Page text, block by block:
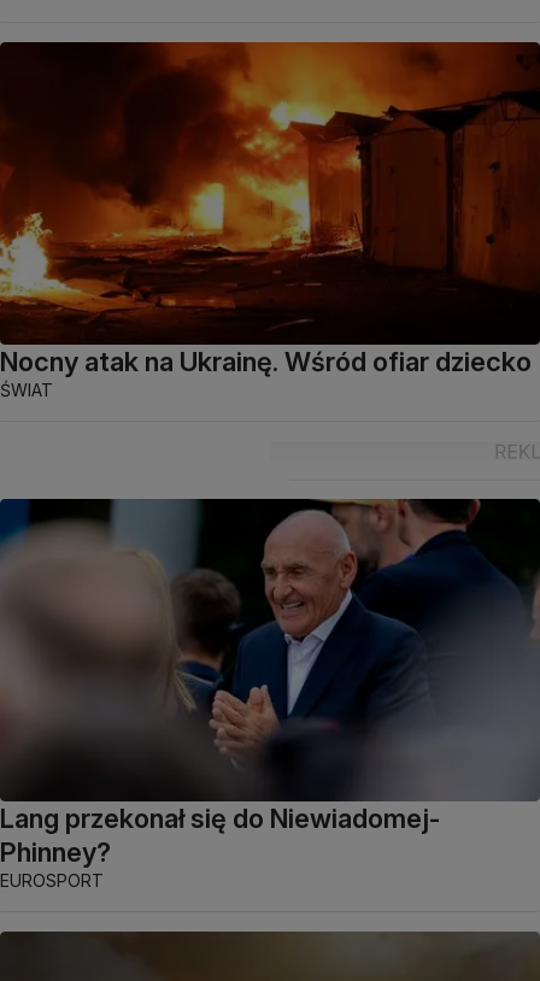
Nocny atak na Ukrainę. Wśród ofiar dziecko
ŚWIAT
Lang przekonał się do Niewiadomej-
Phinney?
EUROSPORT